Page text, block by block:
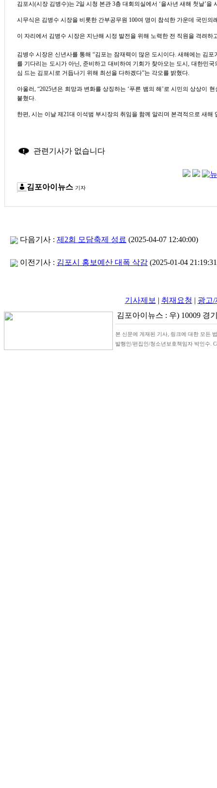
김포시 (시장 김병수)는 2일 시청 본관 3층 대회의실에서 ‘을사년 새해 첫날’을
시무식은 김병수 시장을 비롯한 간부공무원 100여 명이 참석한 가운데 국민의
이 자리에서 김병수 시장은 지난해 시정 발전을 위해 노력한 전 직원을 격려
김병수 시장은 신년사를 통해 “김포는 잠재력이 많은 도시이다. 새해에는 김포
를 기다리는 도시가 아닌, 준비하고 대비하여 기회가 찾아오는 도시, 대한민국
심 드는 김포시로 거듭나기 위해 최선을 다하겠다”는 각오를 밝혔다.
아울러, “2025년은 희망과 변화를 상징하는 ‘푸른 뱀의 해 ’로 시민의 상상이 현
붙혔다.
한편, 시는 이날 제 21대 이석범 부시장의 취임을 함께 알리며 본격적으로 새해
관련기사가 없습니다
김포아이뉴스 기자
다음기사 : 제2회 모담축제 성료 (2025-04-07 12:40:00)
이전기사 : 김포시 홍보예산 대폭 삭감 (2025-01-04
기사제보 | 취재요청 | 광고
김포아이뉴스 : 우) 10009 경
본 신문에 게재된 기사, 링크에 대한 모든
발행인/편집인/청소년보호책임자 박인수.